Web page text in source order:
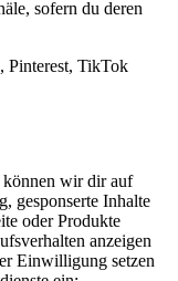
sofern du deren
Pinterest, TikTok
können wir dir auf
gesponserte Inhalte
oder Produkte
anzeigen
Einwilligung setzen